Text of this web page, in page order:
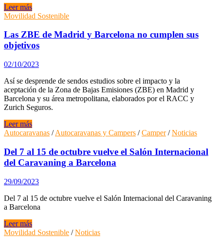
El
Salón
Caravaning
cierra
una
de
record
Leer más
Movilidad Sostenible
Las ZBE de Madrid y Barcelona no cumplen sus
objetivos
02/10/2023
Así se desprende de sendos estudios sobre el impacto y la
aceptación de la Zona de Bajas Emisiones (ZBE) en Madrid y
Barcelona y su área metropolitana, elaborados por el RACC y
Zurich Seguros.
Las
ZBE
Madrid
y
Barcelona
cumplen
sus
objetivos
Leer más
Autocaravanas /Autocaravanas y Campers /Camper/Noticias
Del 7 al 15 de octubre vuelve el Salón Internacional
del Caravaning a Barcelona
29/09/2023
Del 7 al 15 de octubre vuelve el Salón Internacional del Caravaning
a Barcelona
Del
7
Leer más
Movilidad Sostenible /Noticias